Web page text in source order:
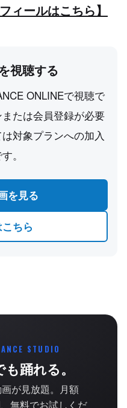
ィールはこちら】
視聴する
ONLINEで視聴で
たは会員登録が必要
対象プランへの加入
。
を見る
ちら
STUDIO
踊れる。
が見放題。月額
無料でお試しくだ